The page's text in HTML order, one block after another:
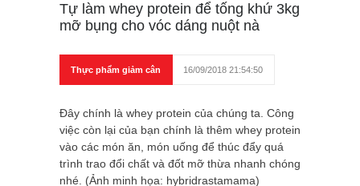
Tự làm whey protein để tống khứ 3kg
mỡ bụng cho vóc dáng nuột nà
Thực phẩm giảm cân 16/09/2018 21:54:50
Đây chính là whey protein của chúng ta. Công
việc còn lại của bạn chính là thêm whey protein
vào các món ăn, món uống để thúc đẩy quá
trình trao đổi chất và đốt mỡ thừa nhanh chóng
nhé. (Ảnh minh họa: hybridrastamama)